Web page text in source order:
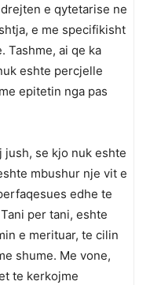
e qytetarise ne
e me specifikisht
Tashme, ai qe ka
eshte percjelle
epitetin nga pas
jush, se kjo nuk eshte
mbushur nje vit e
edhe te
per tani, eshte
e merituar, te cilin
shume. Me vone,
te kerkojme